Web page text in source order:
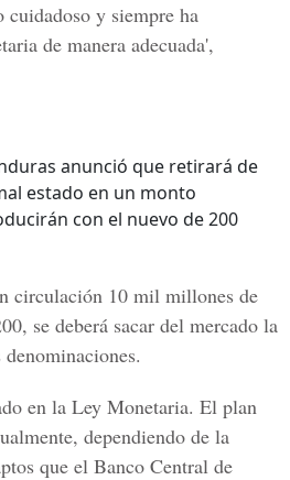
y siempre ha
de manera adecuada',
anunció que retirará de
estado en un monto
con el nuevo de 200
circulación 10 mil millones de
, se deberá sacar del mercado la
en la Ley Monetaria. El plan
dependiendo de la
que el Banco Central de